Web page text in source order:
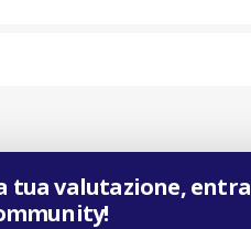
tua valutazione, entra